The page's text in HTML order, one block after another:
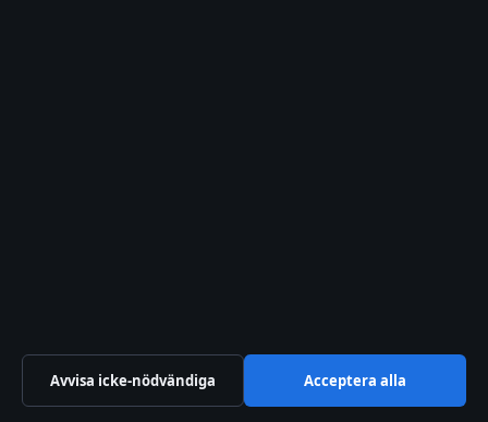
Kontaktsida
Tipsa oss
Avvisa icke-nödvändiga Acceptera alla